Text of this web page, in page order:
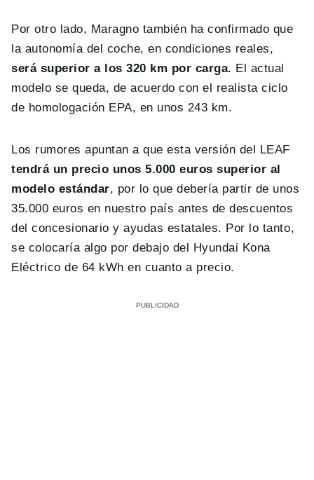
Por otro lado, Maragno también ha confirmado que
la autonomía del coche, en condiciones reales,
será superior a los 320 km por carga. El actual
modelo se queda, de acuerdo con el realista ciclo
de homologación EPA, en unos 243 km.
Los rumores apuntan a que esta versión del LEAF
tendrá un precio unos 5.000 euros superior al
modelo estándar, por lo que debería partir de unos
35.000 euros en nuestro país antes de descuentos
del concesionario y ayudas estatales. Por lo tanto,
se colocaría algo por debajo del Hyundai Kona
Eléctrico de 64 kWh en cuanto a precio.